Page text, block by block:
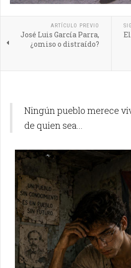
ARTÍCULO PREVIO
José Luis García Parra,
¿omiso o distraído?
Ningún pueblo merece
de quien sea...